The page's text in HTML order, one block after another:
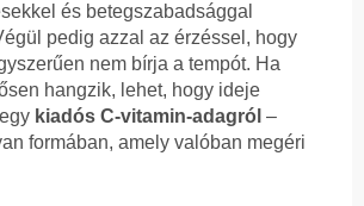
és betegszabadsággal
pedig azzal az érzéssel, hogy
nem bírja a tempót. Ha
hangzik, lehet, hogy ideje
kiadós C-vitamin-adagról –
formában, amely valóban megéri